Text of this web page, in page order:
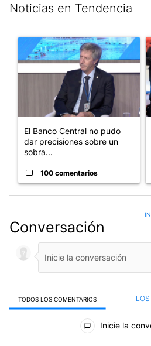
Noticias en Tendencia
Un artículo de tendencia con el
El Banco Central no pudo
dar precisiones sobre un
sobra...
100 comentarios
Conversación
TODOS LOS COMENTARIOS
Todos los comentarios
Inicie la